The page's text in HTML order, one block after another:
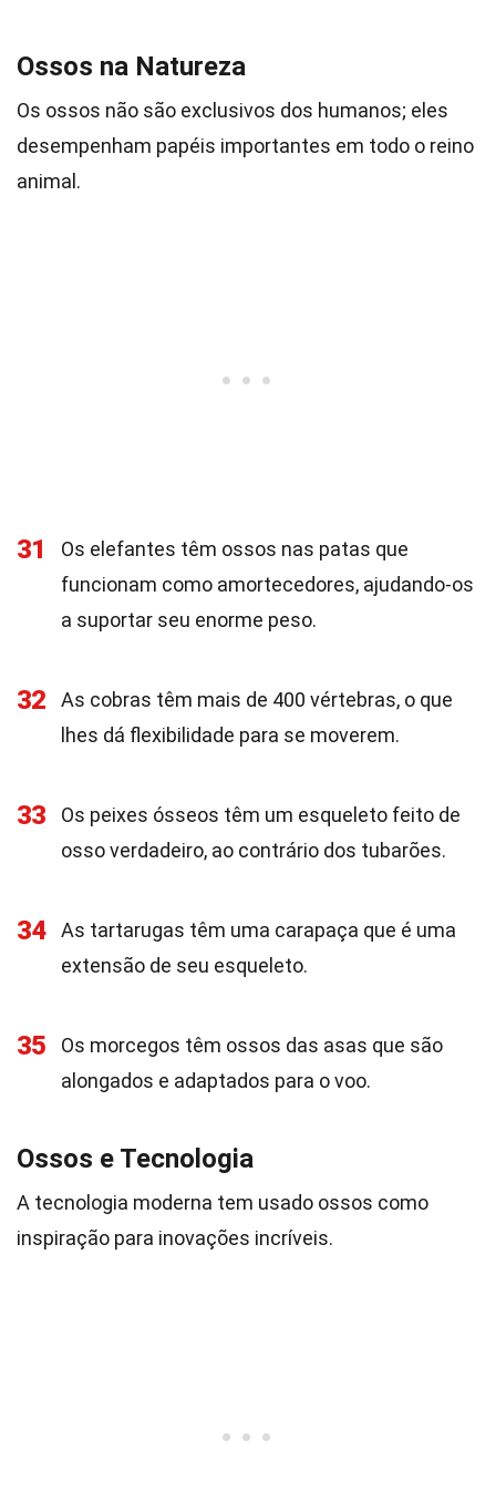
Ossos na Natureza
Os ossos não são exclusivos dos humanos; eles
desempenham papéis importantes em todo o reino
animal.
31
Os elefantes têm ossos nas patas que
funcionam como amortecedores, ajudando-os
a suportar seu enorme peso.
32
As cobras têm mais de 400 vértebras, o que
lhes dá flexibilidade para se moverem.
33
Os peixes ósseos têm um esqueleto feito de
osso verdadeiro, ao contrário dos tubarões.
34
As tartarugas têm uma carapaça que é uma
extensão de seu esqueleto.
35
Os morcegos têm ossos das asas que são
alongados e adaptados para o voo.
Ossos e Tecnologia
A tecnologia moderna tem usado ossos como
inspiração para inovações incríveis.